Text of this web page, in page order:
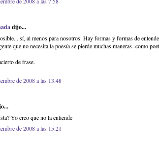
dijo...
sí, al menos para nosotros. Hay formas y formas de
que no necesita la poesía se pierde muchas maneras -como
de frase.
de 2008 a las 13:48
Yo creo que no la entiende
de 2008 a las 15:21